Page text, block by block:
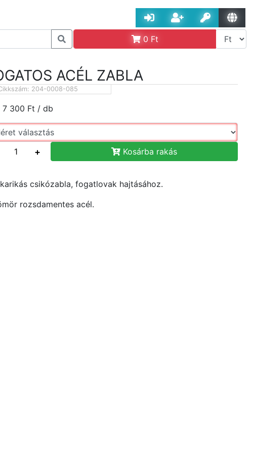
0 Ft
ACÉL ZABLA
204-0008-085
7 300 Ft / db
+ Kosárba rakás
csikózabla, fogatlovak hajtásához.
rozsdamentes acél.